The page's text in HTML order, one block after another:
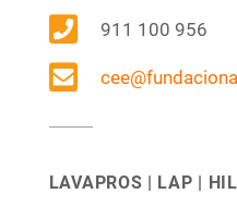
 911 100 956

LAVAPROS | LAP |